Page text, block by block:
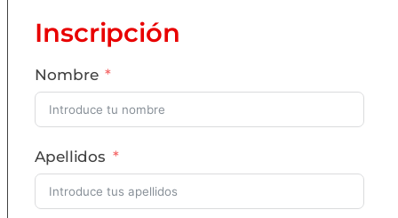
Inscripción
Nombre
Apellidos